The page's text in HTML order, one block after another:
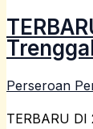
Perseroan
TERBARU